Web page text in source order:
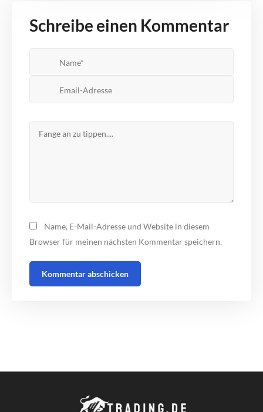
Schreibe einen Kommentar
Name, E-Mail-Adresse und Website in diesem
Browser für meinen nächsten Kommentar speichern.